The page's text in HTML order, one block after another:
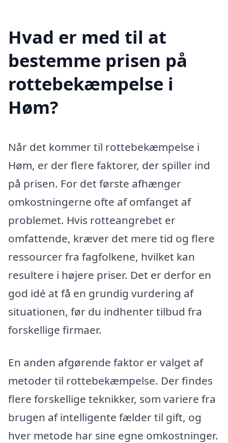
Hvad er med til at
bestemme prisen på
rottebekæmpelse i
Høm?
Når det kommer til rottebekæmpelse i
Høm, er der flere faktorer, der spiller ind
på prisen. For det første afhænger
omkostningerne ofte af omfanget af
problemet. Hvis rotteangrebet er
omfattende, kræver det mere tid og flere
ressourcer fra fagfolkene, hvilket kan
resultere i højere priser. Det er derfor en
god idé at få en grundig vurdering af
situationen, før du indhenter tilbud fra
forskellige firmaer.
En anden afgørende faktor er valget af
metoder til rottebekæmpelse. Der findes
flere forskellige teknikker, som variere fra
brugen af intelligente fælder til gift, og
hver metode har sine egne omkostninger.